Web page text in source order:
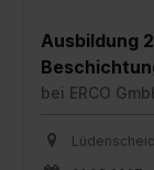
Ausbildung
bei ERCO
Lüdenscheid